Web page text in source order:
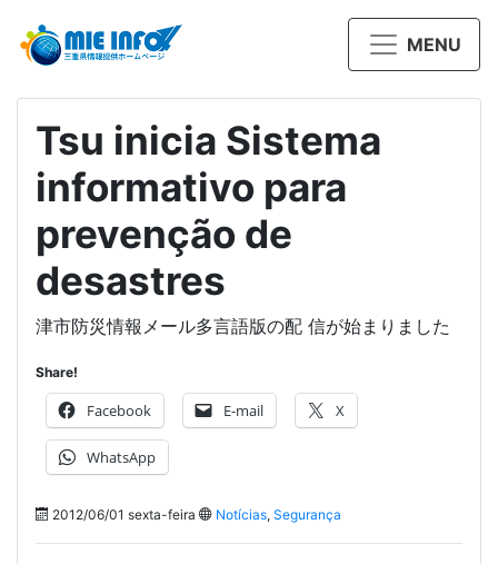
MENU
Tsu inicia Sistema
informativo para
prevenção de
desastres
津市防災情報メール多言語版の配 信が始まりました
Share!
Facebook E-mail X
WhatsApp
2012/06/01 sexta-feira Notícias, Segurança